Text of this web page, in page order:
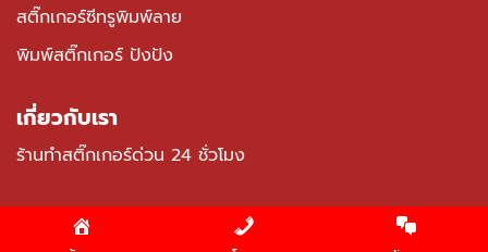
สติ๊กเกอร์ซีทรูพิมพ์ลาย
พิมพ์สติ๊กเกอร์ ปังปัง
เกี่ยวกับเรา
ร้านทำสติ๊กเกอร์ด่วน 24 ชั่วโมง
Copyright 2026 ©